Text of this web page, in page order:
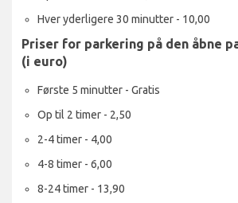
Hver yderligere 30 minutter - 10,00
Priser for parkering på den åbne
(i euro)
Første 5 minutter - Gratis
Op til 2 timer - 2,50
2-4 timer - 4,00
4-8 timer - 6,00
8-24 timer - 13,90